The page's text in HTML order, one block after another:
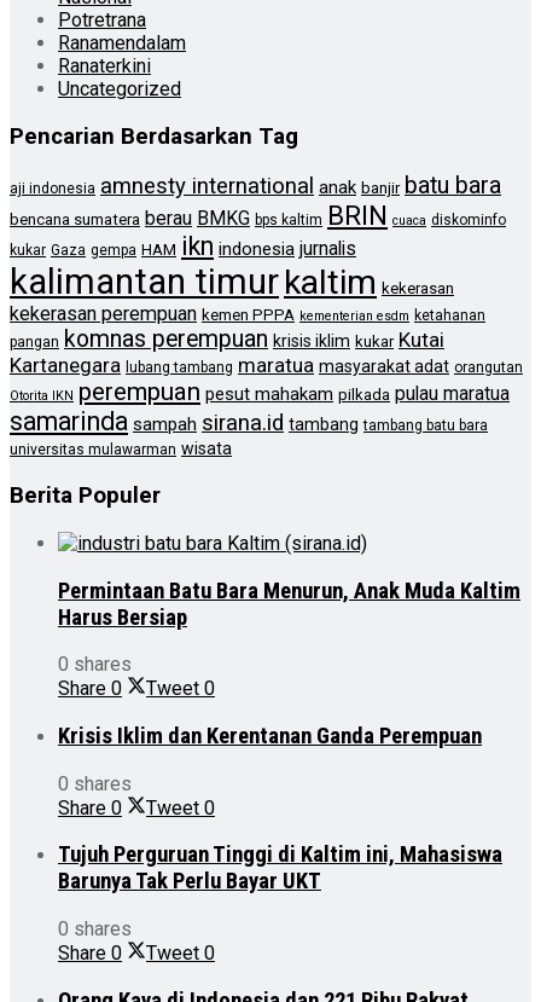
Potretrana
Ranamendalam
Ranaterkini
Uncategorized
Pencarian Berdasarkan Tag
aji indonesia amnesty international anak banjir batu bara
bencana sumatera berau BMKG bps kaltim BRIN cuaca diskominfo
kukar Gaza gempa HAM ikn indonesia jurnalis
kalimantan timurkaltim kekerasan
kekerasan perempuan kemen PPPA kementerian esdm ketahanan
pangan komnas perempuan krisis iklim kukar Kutai
Kartanegara lubang tambang maratua masyarakat adat orangutan
Otorita IKN perempuan pesut mahakam pilkada pulau maratua
samarinda sampah sirana.id tambang tambang batu bara
universitas mulawarman wisata
Berita Populer
Permintaan Batu Bara Menurun, Anak Muda Kaltim
Harus Bersiap
0 shares
Share 0 Tweet 0
Krisis Iklim dan Kerentanan Ganda Perempuan
0 shares
Share 0 Tweet 0
Tujuh Perguruan Tinggi di Kaltim ini, Mahasiswa
Barunya Tak Perlu Bayar UKT
0 shares
Share 0 Tweet 0